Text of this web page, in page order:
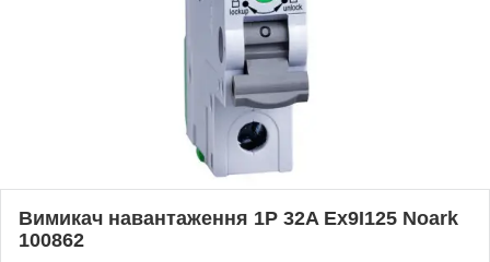
Вимикач навантаження 1P 32A Ex9I125 Noark
100862